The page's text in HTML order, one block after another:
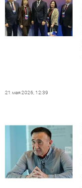
21 мая 2026, 12:39